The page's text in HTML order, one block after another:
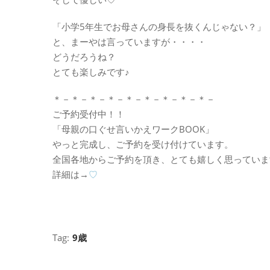
「小学5年生でお母さんの身長を抜くんじゃない？」
と、まーやは言っていますが・・・・
どうだろうね？
とても楽しみです♪
＊－＊－＊－＊－＊－＊－＊－＊－＊－
ご予約受付中！！
「母親の口ぐせ言いかえワークBOOK」
やっと完成し、ご予約を受け付けています。
全国各地からご予約を頂き、とても嬉しく思ってい
詳細は→ ♡
Tag: 9歳